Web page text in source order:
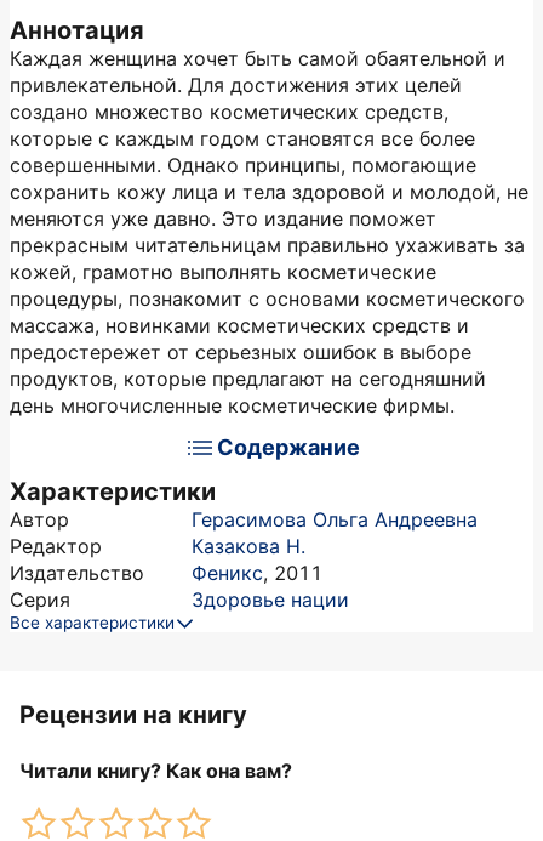
Аннотация
Каждая женщина хочет быть самой обаятельной и
привлекательной. Для достижения этих целей
создано множество косметических средств,
которые с каждым годом становятся все более
совершенными. Однако принципы, помогающие
сохранить кожу лица и тела здоровой и молодой, не
меняются уже давно. Это издание поможет
прекрасным читательницам правильно ухаживать за
кожей, грамотно выполнять косметические
процедуры, познакомит с основами косметического
массажа, новинками косметических средств и
предостережет от серьезных ошибок в выборе
продуктов, которые предлагают на сегодняшний
день многочисленные косметические фирмы.
Содержание
Характеристики
Автор
Герасимова Ольга Андреевна
Редактор
Казакова Н.
Издательство
Феникс, 2011
Серия
Здоровье нации
Все характеристики
Рецензии на книгу
Читали книгу? Как она вам?